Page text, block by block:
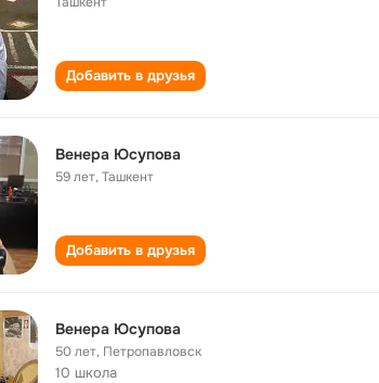
Добавить в друзья
Венера Юсупова
59 лет,Ташкент
Добавить в друзья
Венера Юсупова
50 лет, Петропавловск
10 школа